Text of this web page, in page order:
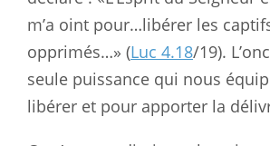
m’a oint pour…libérer les
opprimés…» (Luc 4.18/19).
seule puissance qui nous
libérer et pour apporter la